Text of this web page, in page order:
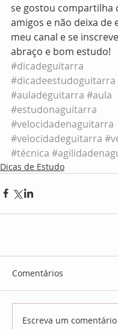
se gostou compartilha
amigos e não deixa de
meu canal e se
abraço e bom estudo!
#dicadeguitarra
#dicadeestudoguitarra
#auladeguitarra #aula
#estudonaguitarra
#velocidadenaguitarra
#velocidadeguitarra
#técnica
Dicas de Estudo
Comentários
Escreva um comentário